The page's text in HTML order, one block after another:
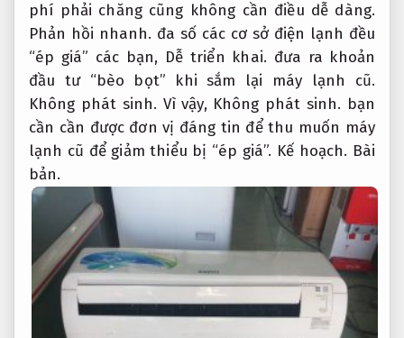
phí phải chăng cũng không cần điều dễ dàng.
Phản hồi nhanh. đa số các cơ sở điện lạnh đều
“ép giá” các bạn, Dễ triển khai. đưa ra khoản
đầu tư “bèo bọt” khi sắm lại máy lạnh cũ.
Không phát sinh. Vì vậy, Không phát sinh. bạn
cần cần được đơn vị đáng tin để thu muốn máy
lạnh cũ để giảm thiểu bị “ép giá”. Kế hoạch. Bài
bản.